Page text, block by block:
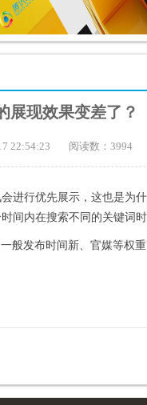
展现效果变差了？
22:54:23 阅读数：3994
进行优先展示，这也是为
间内在搜索不同的关键词时
般发布时间新、官媒等权